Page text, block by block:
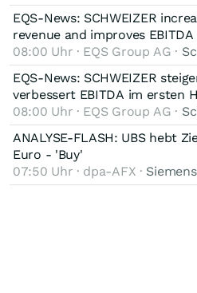
EQS-News: SCHWEIZER
revenue and improves
08:00 Uhr · EQS Group AG ·
EQS-News: SCHWEIZER
verbessert EBITDA im ersten
08:00 Uhr · EQS Group AG ·
ANALYSE-FLASH: UBS hebt
Euro - 'Buy'
07:50 Uhr · dpa-AFX · Siemens